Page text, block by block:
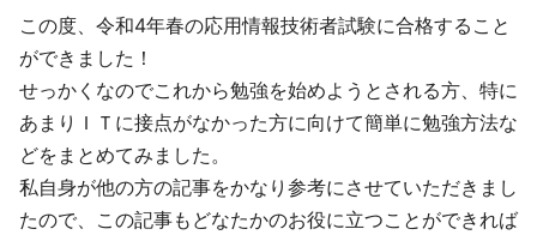
この度、令和4年春の応用情報技術者試験に合格すること
ができました！
せっかくなのでこれから勉強を始めようとされる方、特に
あまりＩＴに接点がなかった方に向けて簡単に勉強方法な
どをまとめてみました。
私自身が他の方の記事をかなり参考にさせていただきまし
たので、この記事もどなたかのお役に立つことができれば